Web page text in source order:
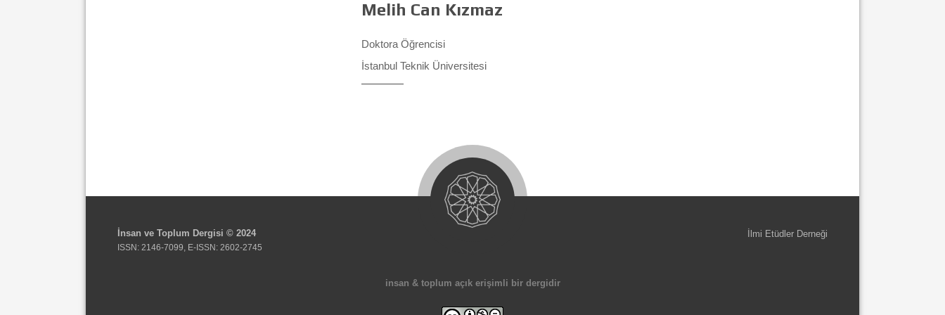
Melih Can Kızmaz
Doktora Öğrencisi
İstanbul Teknik Üniversitesi
İnsan ve Toplum Dergisi © 2024
ISSN: 2146-7099, E-ISSN: 2602-2745
İlmi Etüdler Derneği
insan & toplum açık erişimli bir dergidir